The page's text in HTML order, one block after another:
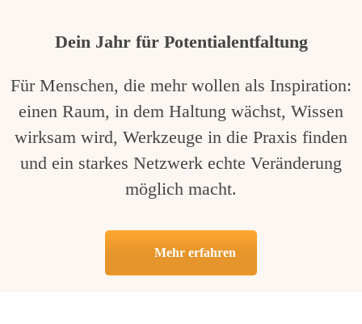
Dein Jahr für Potentialentfaltung
Für Menschen, die mehr wollen als Inspiration:
einen Raum, in dem Haltung wächst, Wissen
wirksam wird, Werkzeuge in die Praxis finden
und ein starkes Netzwerk echte Veränderung
möglich macht.
Mehr erfahren